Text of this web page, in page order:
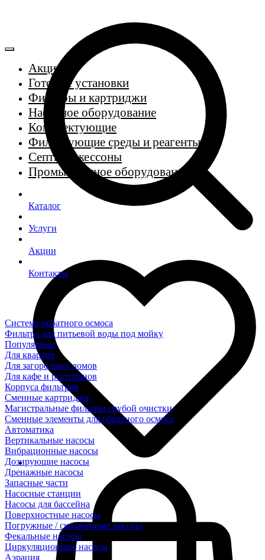
Акции
Готовые установки
Фильтры и картриджи
Насосное оборудование
Комплектующие
Фильтрующие среды и реагенты
Септики, кессоны
Промышленное оборудование
Каталог
Услуги
Акции
Контакты
Система обратного осмоса
Фильтра для питьевой воды под мойку
Популярные
Для квартир
Для загородных домов
Для кафе и ресторанов
Корпуса фильтров
Сменные картриджи
Магистральные фильтры грубой очистки
Сменные элементы для обратного осмоса
Автоматика
Вертикальные насосы
Вибрационные насосы
Дозирующие насосы
Дренажные насосы
Запасные части
Насосные станции
Насосы для бассейна
Поверхностные насосы
Погружные / скважинные насосы
Фекальные насосы
Циркуляционные насосы
Аэрация